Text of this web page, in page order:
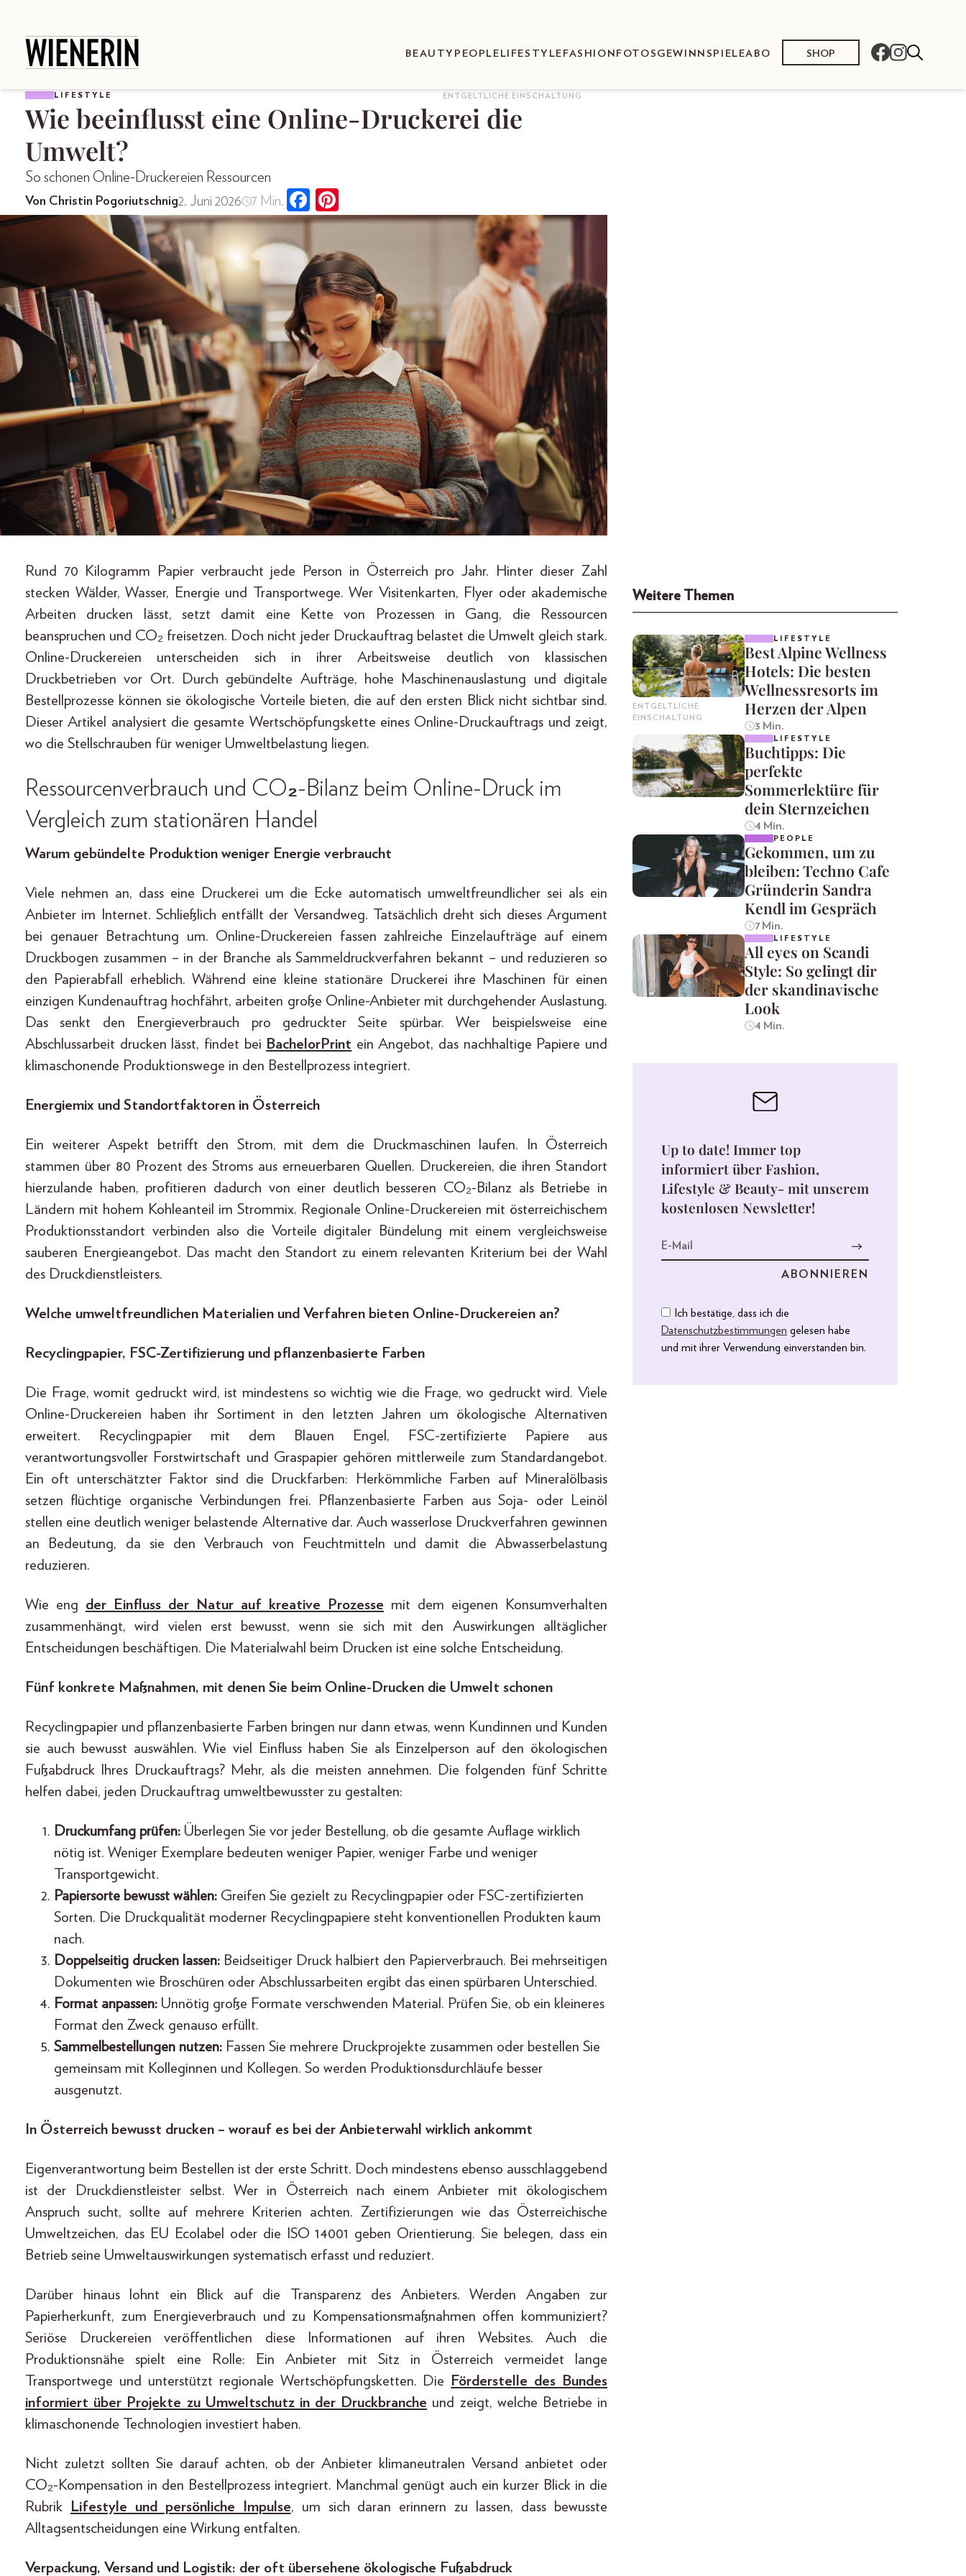
BEAUTY PEOPLE LIFESTYLE FASHION FOTOS GEWINNSPIELEABO SHOP
LIFESTYLE ENTGELTLICHE EINSCHALTUNG
Wie beeinflusst eine Online-Druckerei die
Umwelt?
So schonen Online-Druckereien Ressourcen
Von Christin Pogoriutschnig2. Juni 2026 7 Min.
Rund 70 Kilogramm Papier verbraucht jede Person in Österreich pro Jahr. Hinter dieser Zahl
stecken Wälder, Wasser, Energie und Transportwege. Wer Visitenkarten, Flyer oder akademische
Arbeiten drucken lässt, setzt damit eine Kette von Prozessen in Gang, die Ressourcen
beanspruchen und CO₂ freisetzen. Doch nicht jeder Druckauftrag belastet die Umwelt gleich stark.
Online-Druckereien unterscheiden sich in ihrer Arbeitsweise deutlich von klassischen
Druckbetrieben vor Ort. Durch gebündelte Aufträge, hohe Maschinenauslastung und digitale
Bestellprozesse können sie ökologische Vorteile bieten, die auf den ersten Blick nicht sichtbar sind.
Dieser Artikel analysiert die gesamte Wertschöpfungskette eines Online-Druckauftrags und zeigt,
wo die Stellschrauben für weniger Umweltbelastung liegen.
Ressourcenverbrauch und CO₂-Bilanz beim Online-Druck im
Vergleich zum stationären Handel
Warum gebündelte Produktion weniger Energie verbraucht
Viele nehmen an, dass eine Druckerei um die Ecke automatisch umweltfreundlicher sei als ein
Anbieter im Internet. Schließlich entfällt der Versandweg. Tatsächlich dreht sich dieses Argument
bei genauer Betrachtung um. Online-Druckereien fassen zahlreiche Einzelaufträge auf einem
Druckbogen zusammen – in der Branche als Sammeldruckverfahren bekannt – und reduzieren so
den Papierabfall erheblich. Während eine kleine stationäre Druckerei ihre Maschinen für einen
einzigen Kundenauftrag hochfährt, arbeiten große Online-Anbieter mit durchgehender Auslastung.
Das senkt den Energieverbrauch pro gedruckter Seite spürbar. Wer beispielsweise eine
Abschlussarbeit drucken lässt, findet bei BachelorPrint ein Angebot, das nachhaltige Papiere und
klimaschonende Produktionswege in den Bestellprozess integriert.
Energiemix und Standortfaktoren in Österreich
Ein weiterer Aspekt betrifft den Strom, mit dem die Druckmaschinen laufen. In Österreich
stammen über 80 Prozent des Stroms aus erneuerbaren Quellen. Druckereien, die ihren Standort
hierzulande haben, profitieren dadurch von einer deutlich besseren CO₂-Bilanz als Betriebe in
Ländern mit hohem Kohleanteil im Strommix. Regionale Online-Druckereien mit österreichischem
Produktionsstandort verbinden also die Vorteile digitaler Bündelung mit einem vergleichsweise
sauberen Energieangebot. Das macht den Standort zu einem relevanten Kriterium bei der Wahl
des Druckdienstleisters.
Welche umweltfreundlichen Materialien und Verfahren bieten Online-Druckereien an?
Recyclingpapier, FSC-Zertifizierung und pflanzenbasierte Farben
Die Frage, womit gedruckt wird, ist mindestens so wichtig wie die Frage, wo gedruckt wird. Viele
Online-Druckereien haben ihr Sortiment in den letzten Jahren um ökologische Alternativen
erweitert. Recyclingpapier mit dem Blauen Engel, FSC-zertifizierte Papiere aus
verantwortungsvoller Forstwirtschaft und Graspapier gehören mittlerweile zum Standardangebot.
Ein oft unterschätzter Faktor sind die Druckfarben: Herkömmliche Farben auf Mineralölbasis
setzen flüchtige organische Verbindungen frei. Pflanzenbasierte Farben aus Soja- oder Leinöl
stellen eine deutlich weniger belastende Alternative dar. Auch wasserlose Druckverfahren gewinnen
an Bedeutung, da sie den Verbrauch von Feuchtmitteln und damit die Abwasserbelastung
reduzieren.
Wie eng der Einfluss der Natur auf kreative Prozesse mit dem eigenen Konsumverhalten
zusammenhängt, wird vielen erst bewusst, wenn sie sich mit den Auswirkungen alltäglicher
Entscheidungen beschäftigen. Die Materialwahl beim Drucken ist eine solche Entscheidung.
Fünf konkrete Maßnahmen, mit denen Sie beim Online-Drucken die Umwelt schonen
Recyclingpapier und pflanzenbasierte Farben bringen nur dann etwas, wenn Kundinnen und Kunden
sie auch bewusst auswählen. Wie viel Einfluss haben Sie als Einzelperson auf den ökologischen
Fußabdruck Ihres Druckauftrags? Mehr, als die meisten annehmen. Die folgenden fünf Schritte
helfen dabei, jeden Druckauftrag umweltbewusster zu gestalten:
Druckumfang prüfen: Überlegen Sie vor jeder Bestellung, ob die gesamte Auflage wirklich
nötig ist. Weniger Exemplare bedeuten weniger Papier, weniger Farbe und weniger
Transportgewicht.
Papiersorte bewusst wählen: Greifen Sie gezielt zu Recyclingpapier oder FSC-zertifizierten
Sorten. Die Druckqualität moderner Recyclingpapiere steht konventionellen Produkten kaum
nach.
Doppelseitig drucken lassen: Beidseitiger Druck halbiert den Papierverbrauch. Bei mehrseitigen
Dokumenten wie Broschüren oder Abschlussarbeiten ergibt das einen spürbaren Unterschied.
Format anpassen: Unnötig große Formate verschwenden Material. Prüfen Sie, ob ein kleineres
Format den Zweck genauso erfüllt.
Sammelbestellungen nutzen: Fassen Sie mehrere Druckprojekte zusammen oder bestellen Sie
gemeinsam mit Kolleginnen und Kollegen. So werden Produktionsdurchläufe besser
ausgenutzt.
In Österreich bewusst drucken – worauf es bei der Anbieterwahl wirklich ankommt
Eigenverantwortung beim Bestellen ist der erste Schritt. Doch mindestens ebenso ausschlaggebend
ist der Druckdienstleister selbst. Wer in Österreich nach einem Anbieter mit ökologischem
Anspruch sucht, sollte auf mehrere Kriterien achten. Zertifizierungen wie das Österreichische
Umweltzeichen, das EU Ecolabel oder die ISO 14001 geben Orientierung. Sie belegen, dass ein
Betrieb seine Umweltauswirkungen systematisch erfasst und reduziert.
Darüber hinaus lohnt ein Blick auf die Transparenz des Anbieters. Werden Angaben zur
Papierherkunft, zum Energieverbrauch und zu Kompensationsmaßnahmen offen kommuniziert?
Seriöse Druckereien veröffentlichen diese Informationen auf ihren Websites. Auch die
Produktionsnähe spielt eine Rolle: Ein Anbieter mit Sitz in Österreich vermeidet lange
Transportwege und unterstützt regionale Wertschöpfungsketten. Die
Förderstelle des Bundes
informiert über Projekte zu Umweltschutz in der Druckbranche und zeigt, welche Betriebe in
klimaschonende Technologien investiert haben.
Nicht zuletzt sollten Sie darauf achten, ob der Anbieter klimaneutralen Versand anbietet oder
CO₂-Kompensation in den Bestellprozess integriert. Manchmal genügt auch ein kurzer Blick in die
Rubrik
Lifestyle und persönliche Impulse, um sich daran erinnern zu lassen, dass bewusste
Alltagsentscheidungen eine Wirkung entfalten.
Verpackung, Versand und Logistik: der oft übersehene ökologische Fußabdruck
Weitere Themen
ENTGELTLICHE
EINSCHALTUNG
LIFESTYLE
Best Alpine Wellness
Hotels: Die besten
Wellnessresorts im
Herzen der Alpen
3 Min.
LIFESTYLE
Buchtipps: Die
perfekte
Sommerlektüre für
dein Sternzeichen
4 Min.
PEOPLE
Gekommen, um zu
bleiben: Techno Cafe
Gründerin Sandra
Kendl im Gespräch
7 Min.
LIFESTYLE
All eyes on Scandi
Style: So gelingt dir
der skandinavische
Look
4 Min.
Up to date! Immer top
informiert über Fashion,
Lifestyle & Beauty- mit unserem
kostenlosen Newsletter!
Ich bestätige, dass ich die
Datenschutzbestimmungen gelesen habe
und mit ihrer Verwendung einverstanden bin.